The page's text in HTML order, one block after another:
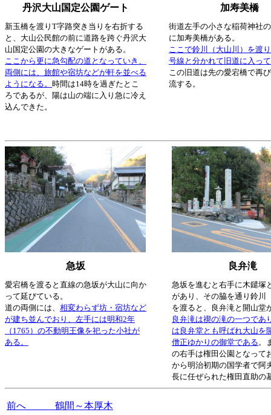
丹沢大山国定公園ゲート 加寿美橋
新玉橋を渡りT字路突き当りを右折する
と、大山公民館の前に道路を跨ぐ丹沢大
山国定公園の大きなゲートがある。
ここから更に急勾配の道となっていき、
両側には、旅館や宿坊などが軒を並べる
ようになる。 時間は14時を過ぎたとこ
ろであるが、陽は山の端に入り急に冷え
込んできた。
街道左手の小さな稲荷神社
に加寿美橋がある。
ここで鈴川（大山川）を渡
号線と分かれて旧道に入っ
この旧道は先の愛宕橋で再
流する。
急坂 良弁滝
愛宕橋を渡ると直線の急坂が大山に向か
って延びている。
道の両側には、 相変わらず坊・宿坊など
が建ち並んでおり、左手には明和2年
（1765）の不動明王像を祀った小社が
ある。
急坂を進むと右手に木鑓塚
があり、その脇を通り鈴川
を渡ると、良弁滝と開山堂
良弁滝は禊の滝の一つであ
は良弁堂とも呼ばれ大山を
僧正ゆかりの御堂である。
の右手は権田公園となって
から明治初期の国学者で阿
長に任ぜられた権田直助の
前へ 鶴間～本厚木